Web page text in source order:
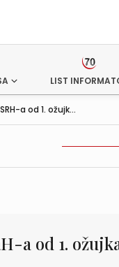
LIST
a od 1. ožujk...
a od 1.